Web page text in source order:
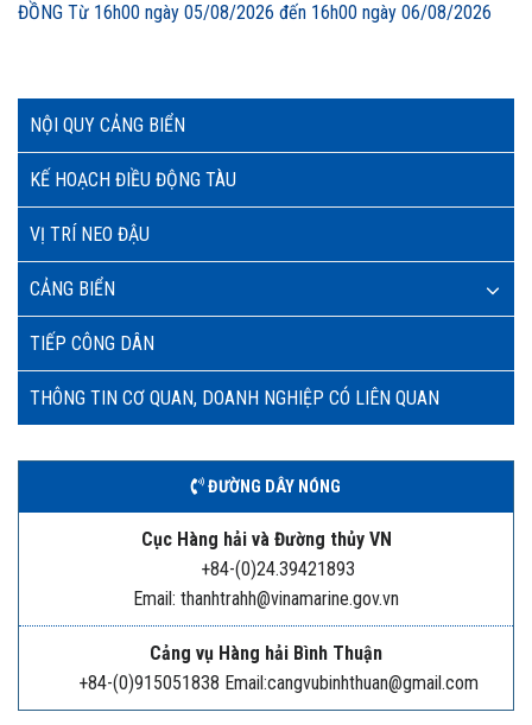
NỘI QUY CẢNG BIỂN
KẾ HOẠCH ĐIỀU ĐỘNG TÀU
VỊ TRÍ NEO ĐẬU
CẢNG BIỂN
TIẾP CÔNG DÂN
THÔNG TIN CƠ QUAN, DOANH NGHIỆP CÓ LIÊN QUAN
ĐƯỜNG DÂY NÓNG
Cục Hàng hải và Đường thủy VN
+84-(0)24.39421893
Email: thanhtrahh@vinamarine.gov.vn
Cảng vụ Hàng hải Bình Thuận
+84-(0)915051838 Email:cangvubinhthuan@gmail.com
ĐỒNG Từ 16h00 ngày 05/08/2026 đến 16h00 ngày 06/08/2026